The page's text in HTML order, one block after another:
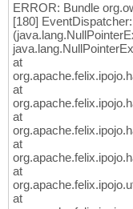
ERROR: Bundle
[180]
at
at
at
at
at
at